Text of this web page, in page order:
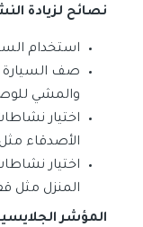
نصائح لزيادة
استخدام
صف السيارة
والمشي
اختيار
الأصدقاء
اختيار
المنزل مثل
المؤشر